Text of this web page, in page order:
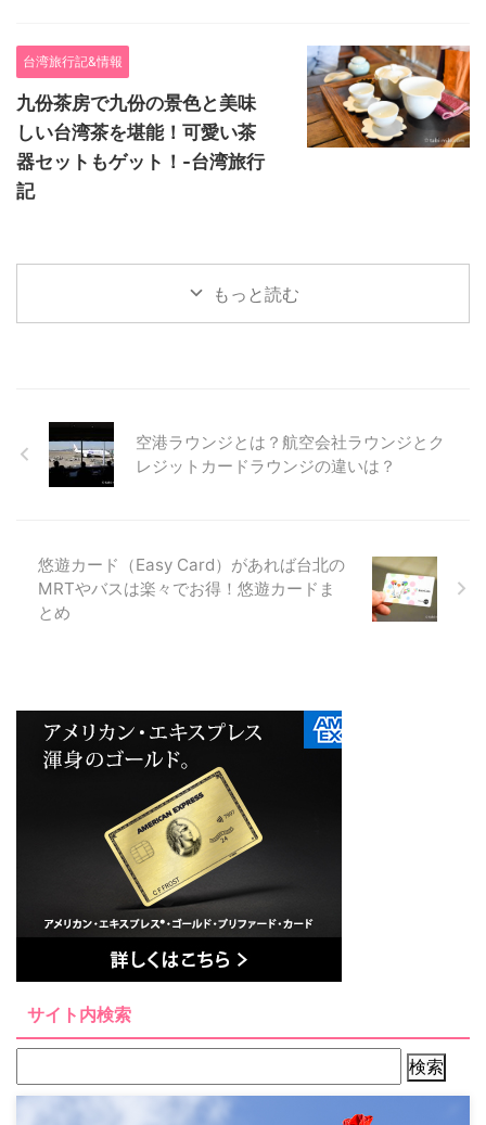
台湾旅行記&情報
九份茶房で九份の景色と美味
しい台湾茶を堪能！可愛い茶
器セットもゲット！-台湾旅行
記
もっと読む
空港ラウンジとは？航空会社ラウンジとク
レジットカードラウンジの違いは？
悠遊カード（Easy Card）があれば台北の
MRTやバスは楽々でお得！悠遊カードま
とめ
サイト内検索